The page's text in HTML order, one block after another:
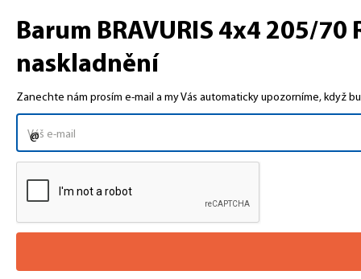
Barum BRAVURIS 4x4 205/70
naskladnění
Zanechte nám prosím e-mail a my Vás automaticky upozorníme, když